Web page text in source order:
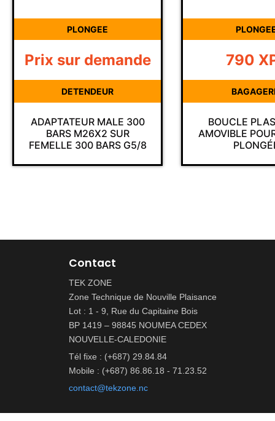
PLONGEE
ADAPTATEUR MALE 300
BARS M26X2 SUR
FEMELLE 300 BARS G5/8
Prix sur demande
DETENDEUR
BOUCLE
AMOVIBLE
790
Contact
TEK ZONE
Zone Technique de Nouville Plaisance
Lot : 1 - 9, Rue du Capitaine Bois
BP 1419 – 98845 NOUMEA CEDEX
NOUVELLE-CALEDONIE
Tél fixe : (+687) 29.84.84
Mobile : (+687) 86.86.18 - 71.23.52
contact@tekzone.nc